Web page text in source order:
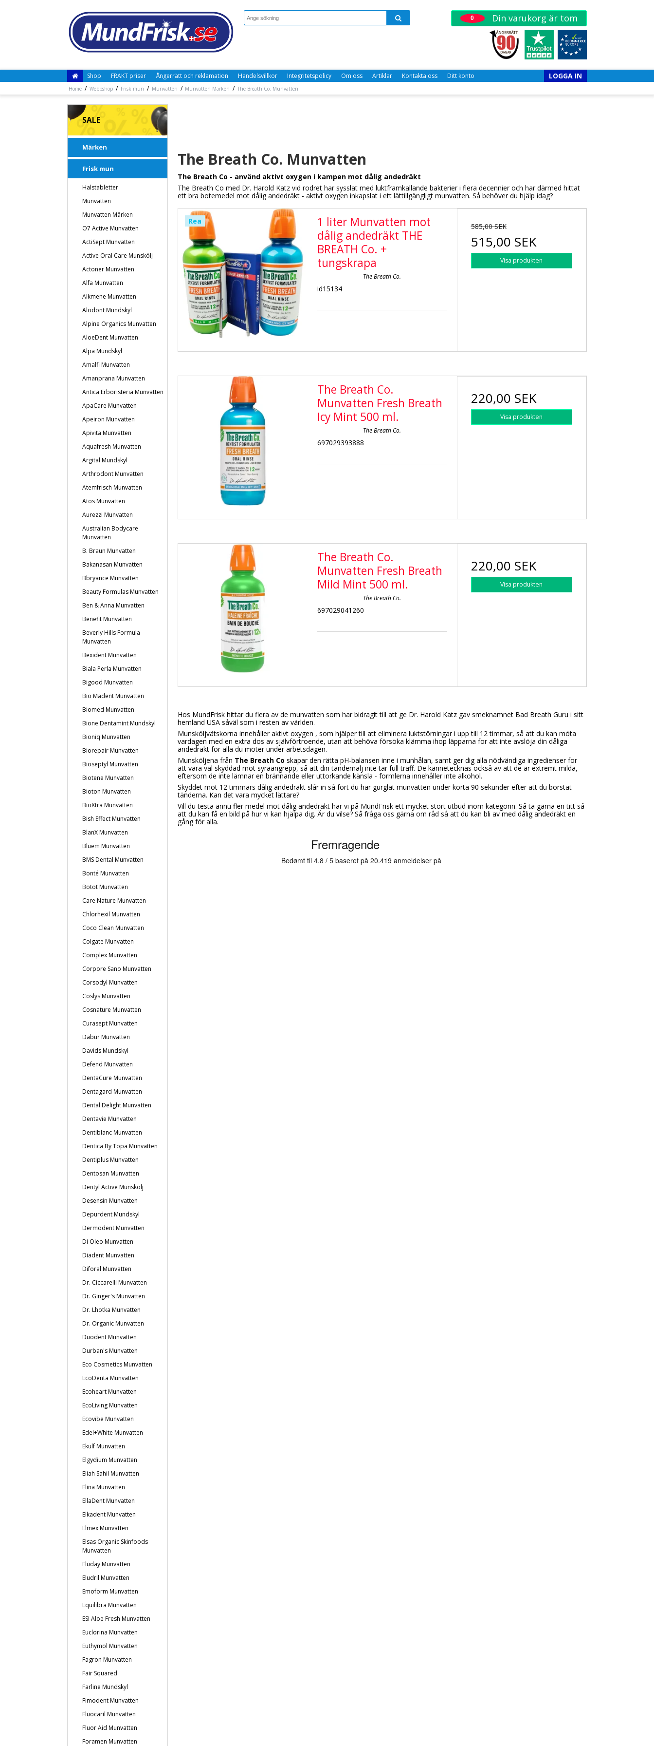
0 Din varukorg är tom
Shop FRAKT priser Ångerrätt och reklamation Handelsvillkor Integritetspolicy Om oss Artiklar Kontakta oss Ditt konto LOGGA IN
Home / Webbshop / Frisk mun / Munvatten / Munvatten Märken / The Breath Co. Munvatten
SALE
Märken
Frisk mun
Halstabletter
Munvatten
Munvatten Märken
O7 Active Munvatten
ActiSept Munvatten
Active Oral Care Munskölj
Actoner Munvatten
Alfa Munvatten
Alkmene Munvatten
Alodont Mundskyl
Alpine Organics Munvatten
AloeDent Munvatten
Alpa Mundskyl
Amalfi Munvatten
Amanprana Munvatten
Antica Erboristeria Munvatten
ApaCare Munvatten
Apeiron Munvatten
Apivita Munvatten
Aquafresh Munvatten
Argital Mundskyl
Arthrodont Munvatten
Atemfrisch Munvatten
Atos Munvatten
Aurezzi Munvatten
Australian Bodycare
Munvatten
B. Braun Munvatten
Bakanasan Munvatten
Bbryance Munvatten
Beauty Formulas Munvatten
Ben & Anna Munvatten
Benefit Munvatten
Beverly Hills Formula
Munvatten
Bexident Munvatten
Biala Perla Munvatten
Bigood Munvatten
Bio Madent Munvatten
Biomed Munvatten
Bione Dentamint Mundskyl
Bioniq Munvatten
Biorepair Munvatten
Bioseptyl Munvatten
Biotene Munvatten
Bioton Munvatten
BioXtra Munvatten
Bish Effect Munvatten
BlanX Munvatten
Bluem Munvatten
BMS Dental Munvatten
Bonté Munvatten
Botot Munvatten
Care Nature Munvatten
Chlorhexil Munvatten
Coco Clean Munvatten
Colgate Munvatten
Complex Munvatten
Corpore Sano Munvatten
Corsodyl Munvatten
Coslys Munvatten
Cosnature Munvatten
Curasept Munvatten
Dabur Munvatten
Davids Mundskyl
Defend Munvatten
DentaCure Munvatten
Dentagard Munvatten
Dental Delight Munvatten
Dentavie Munvatten
Dentiblanc Munvatten
Dentica By Topa Munvatten
Dentiplus Munvatten
Dentosan Munvatten
Dentyl Active Munskölj
Desensin Munvatten
Depurdent Mundskyl
Dermodent Munvatten
Di Oleo Munvatten
Diadent Munvatten
Diforal Munvatten
Dr. Ciccarelli Munvatten
Dr. Ginger's Munvatten
Dr. Lhotka Munvatten
Dr. Organic Munvatten
Duodent Munvatten
Durban's Munvatten
Eco Cosmetics Munvatten
EcoDenta Munvatten
Ecoheart Munvatten
EcoLiving Munvatten
Ecovibe Munvatten
Edel+White Munvatten
Ekulf Munvatten
Elgydium Munvatten
Eliah Sahil Munvatten
Elina Munvatten
EllaDent Munvatten
Elkadent Munvatten
Elmex Munvatten
Elsas Organic Skinfoods
Munvatten
Eluday Munvatten
Eludril Munvatten
Emoform Munvatten
Equilibra Munvatten
ESI Aloe Fresh Munvatten
Euclorina Munvatten
Euthymol Munvatten
Fagron Munvatten
Fair Squared
Farline Mundskyl
Fimodent Munvatten
Fluocaril Munvatten
Fluor Aid Munvatten
Foramen Munvatten
The Breath Co. Munvatten
The Breath Co - använd aktivt oxygen i kampen mot dålig andedräkt
The Breath Co med Dr. Harold Katz vid rodret har sysslat med luktframkallande bakterier i flera decennier och har därmed hittat
ett bra botemedel mot dålig andedräkt - aktivt oxygen inkapslat i ett lättillgängligt munvatten. Så behöver du hjälp idag?
Rea
1 liter Munvatten mot
dålig andedräkt THE
BREATH Co. +
tungskrapa
The Breath Co.
id15134
585,00 SEK
515,00 SEK
Visa produkten
The Breath Co.
Munvatten Fresh Breath
Icy Mint 500 ml.
The Breath Co.
697029393888
220,00 SEK
Visa produkten
The Breath Co.
Munvatten Fresh Breath
Mild Mint 500 ml.
The Breath Co.
697029041260
220,00 SEK
Visa produkten
Hos MundFrisk hittar du flera av de munvatten som har bidragit till att ge Dr. Harold Katz gav smeknamnet Bad Breath Guru i sitt
hemland USA såväl som i resten av världen.
Munsköljvätskorna innehåller aktivt oxygen , som hjälper till att eliminera luktstörningar i upp till 12 timmar, så att du kan möta
vardagen med en extra dos av självförtroende, utan att behöva försöka klämma ihop läpparna för att inte avslöja din dåliga
andedräkt för alla du möter under arbetsdagen.
Munsköljena från The Breath Co skapar den rätta pH-balansen inne i munhålan, samt ger dig alla nödvändiga ingredienser för
att vara väl skyddad mot syraangrepp, så att din tandemalj inte tar full träff. De kännetecknas också av att de är extremt milda,
eftersom de inte lämnar en brännande eller uttorkande känsla - formlerna innehåller inte alkohol.
Skyddet mot 12 timmars dålig andedräkt slår in så fort du har gurglat munvatten under korta 90 sekunder efter att du borstat
tänderna. Kan det vara mycket lättare?
Vill du testa ännu fler medel mot dålig andedräkt har vi på MundFrisk ett mycket stort utbud inom kategorin. Så ta gärna en titt så
att du kan få en bild på hur vi kan hjälpa dig. Är du vilse? Så fråga oss gärna om råd så att du kan bli av med dålig andedräkt en
gång för alla.